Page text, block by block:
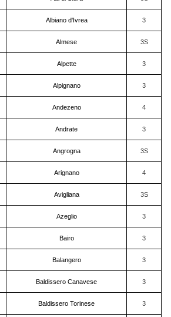
Albiano d'Ivrea 3
Almese 3S
Alpette 3
Alpignano 3
Andezeno 4
Andrate 3
Angrogna 3S
Arignano 4
Avigliana 3S
Azeglio 3
Bairo 3
Balangero 3
Baldissero Canavese 3
Baldissero Torinese 3